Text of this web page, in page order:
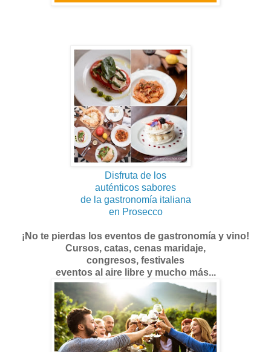
Disfruta de los
auténticos sabores
de la gastronomía italiana
en Prosecco
¡No te pierdas los eventos de gastronomía y vino!
Cursos, catas, cenas maridaje,
congresos, festivales
eventos al aire libre y mucho más...